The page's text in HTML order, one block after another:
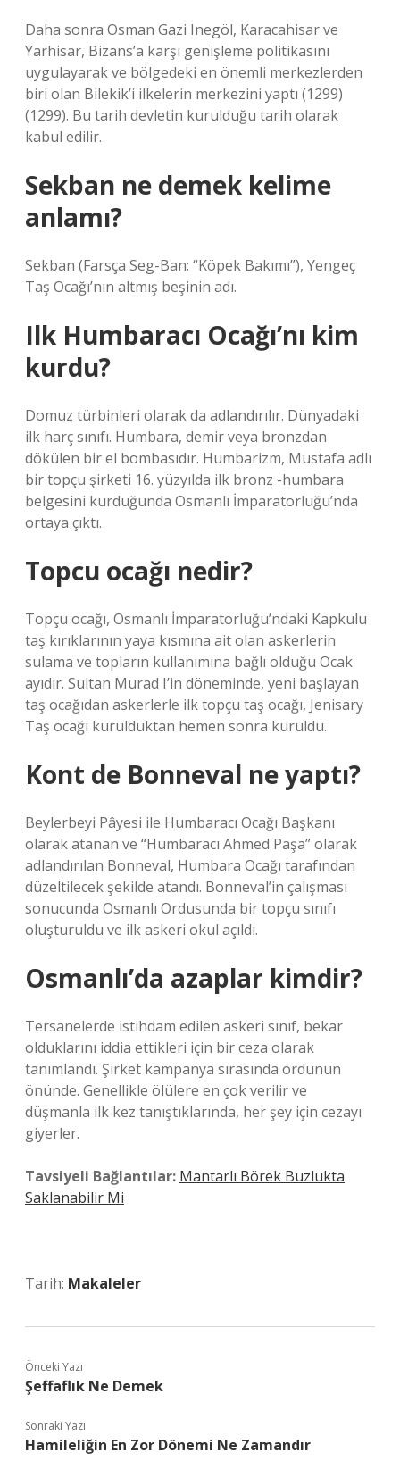
Daha sonra Osman Gazi Inegöl, Karacahisar ve
Yarhisar, Bizans’a karşı genişleme politikasını
uygulayarak ve bölgedeki en önemli merkezlerden
biri olan Bilekik’i ilkelerin merkezini yaptı (1299)
(1299). Bu tarih devletin kurulduğu tarih olarak
kabul edilir.
Sekban ne demek kelime
anlamı?
Sekban (Farsça Seg-Ban: “Köpek Bakımı”), Yengeç
Taş Ocağı’nın altmış beşinin adı.
Ilk Humbaracı Ocağı’nı kim
kurdu?
Domuz türbinleri olarak da adlandırılır. Dünyadaki
ilk harç sınıfı. Humbara, demir veya bronzdan
dökülen bir el bombasıdır. Humbarizm, Mustafa adlı
bir topçu şirketi 16. yüzyılda ilk bronz -humbara
belgesini kurduğunda Osmanlı İmparatorluğu’nda
ortaya çıktı.
Topcu ocağı nedir?
Topçu ocağı, Osmanlı İmparatorluğu’ndaki Kapkulu
taş kırıklarının yaya kısmına ait olan askerlerin
sulama ve topların kullanımına bağlı olduğu Ocak
ayıdır. Sultan Murad I’in döneminde, yeni başlayan
taş ocağıdan askerlerle ilk topçu taş ocağı, Jenisary
Taş ocağı kurulduktan hemen sonra kuruldu.
Kont de Bonneval ne yaptı?
Beylerbeyi Pâyesi ile Humbaracı Ocağı Başkanı
olarak atanan ve “Humbaracı Ahmed Paşa” olarak
adlandırılan Bonneval, Humbara Ocağı tarafından
düzeltilecek şekilde atandı. Bonneval’in çalışması
sonucunda Osmanlı Ordusunda bir topçu sınıfı
oluşturuldu ve ilk askeri okul açıldı.
Osmanlı’da azaplar kimdir?
Tersanelerde istihdam edilen askeri sınıf, bekar
olduklarını iddia ettikleri için bir ceza olarak
tanımlandı. Şirket kampanya sırasında ordunun
önünde. Genellikle ölülere en çok verilir ve
düşmanla ilk kez tanıştıklarında, her şey için cezayı
giyerler.
Tavsiyeli Bağlantılar: Mantarlı Börek Buzlukta
Saklanabilir Mi
Tarih: Makaleler
Önceki Yazı
Şeffaflık Ne Demek
Sonraki Yazı
Hamileliğin En Zor Dönemi Ne Zamandır